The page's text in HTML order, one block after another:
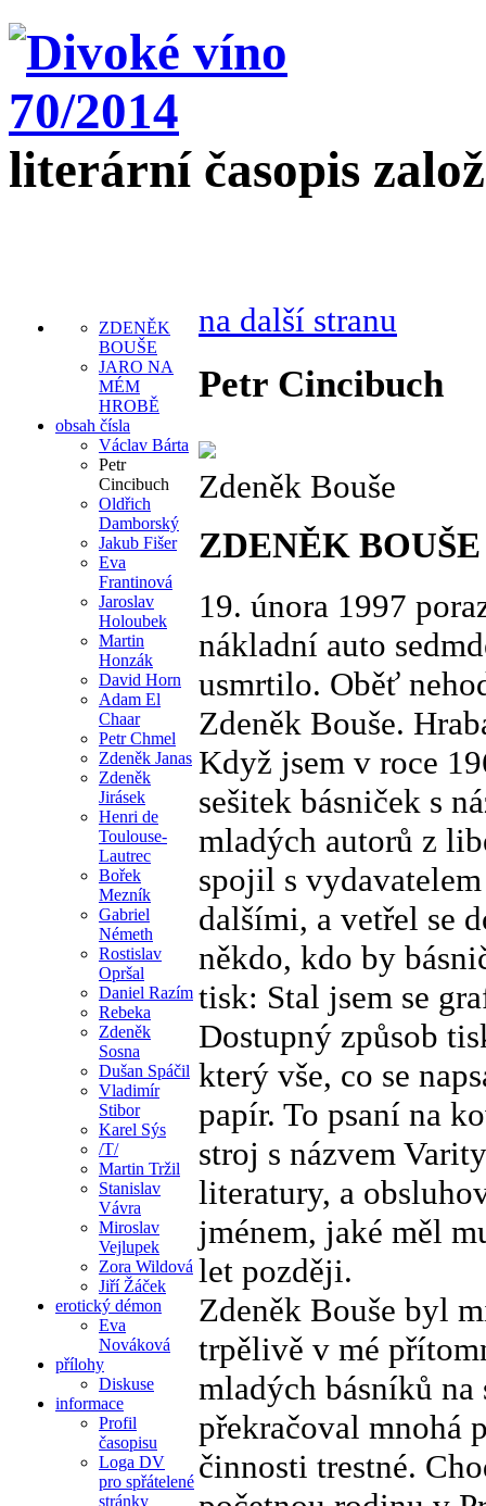
literární časopis
ZDENĚK
BOUŠE
JARO NA
MÉM
HROBĚ
obsah čísla
Václav Bárta
Petr
Cincibuch
Oldřich
Damborský
Jakub Fišer
Eva
Frantinová
Jaroslav
Holoubek
Martin
Honzák
David Horn
Adam El
Chaar
Petr Chmel
Zdeněk Janas
Zdeněk
Jirásek
Henri de
Toulouse-
Lautrec
Bořek
Mezník
Gabriel
Németh
Rostislav
Opršal
Daniel Razím
Rebeka
Zdeněk
Sosna
Dušan Spáčil
Vladimír
Stibor
Karel Sýs
/T/
Martin Tržil
Stanislav
Vávra
Miroslav
Vejlupek
Zora Wildová
Jiří Žáček
erotický démon
Eva
Nováková
přílohy
Diskuse
informace
Profil
časopisu
Loga DV
pro spřátelené
stránky
na další stranu
Petr Cincibuch
Zdeněk Bouše
ZDENĚK BOUŠE
19. února 1997
nákladní auto
usmrtilo. Oběť
Zdeněk Bouše.
Když jsem v roce
sešitek básniček s
mladých autorů z
spojil s
dalšími, a vetřel se
někdo, kdo by
tisk: Stal jsem se
Dostupný způsob
který vše, co se
papír. To psaní na
stroj s názvem
literatury, a
jménem, jaké měl
let později.
Zdeněk Bouše byl
trpělivě v mé
mladých básníků
překračoval mnohá
činnosti trestné.